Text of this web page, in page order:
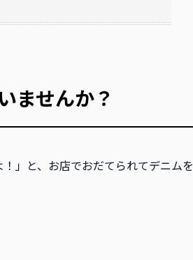
ませんか？
」と、お店でおだてられてデニムを